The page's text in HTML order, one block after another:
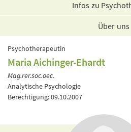
Infos zu
Über uns
Psychotherapeutin
Maria Aichinger-Ehardt
Mag.rer.soc.oec.
Analytische Psychologie
Berechtigung: 09.10.2007